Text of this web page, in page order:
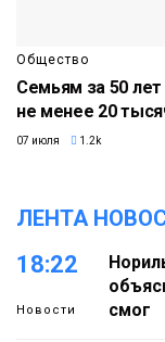
Общество
Семьям за 50
не менее 20
07 июля 1.2k
ЛЕНТА
18:22
Новости
смог